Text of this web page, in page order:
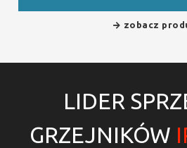
zobacz
LIDER
GRZEJNIKÓW